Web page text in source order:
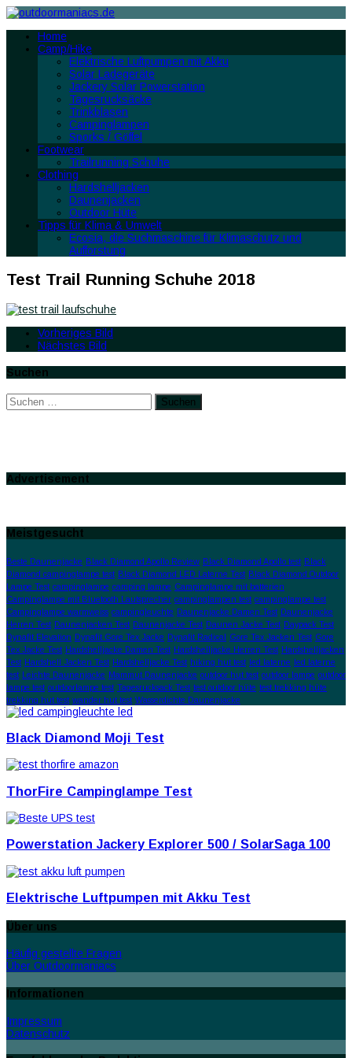
Home
Camp/Hike
Elektrische Luftpumpen mit Akku
Solar Ladegeräte
Jackery Solar Powerstation
Tagesrucksäcke
Trinkblasen
Campinglampen
Sporks / Göffel
Footwear
Trailrunning Schuhe
Clothing
Hardshelljacken
Daunenjacken
Outdoor Hüte
Tipps für Klima & Umwelt
Ecosia, die Suchmaschine für Klimaschutz und
Aufforstung
Test Trail Running Schuhe 2018
Vorheriges Bild
Nächstes Bild
Suchen
Suchen
nach:
Advertisement
Meistgesucht
Beste Daunenjacke Black Diamond Apollo Review Black Diamond Apollo test Black
Diamond campinglampe test Black Diamond LED Laterne Test Black Diamond Outdoor
Lampe Test campinglampe camping lampe Campinglampe mit batterien
Campinglampe mit Bluetooth Lautsprecher campinglampen test campinglampe test
Campinglampe warmweiss campingleuchte Daunenjacke Damen Test Daunenjacke
Herren Test Daunenjacken Test Daunenjacke Test Daunen Jacke Test Daypack Test
Dynafit Elevation Dynafit Gore Tex Jacke Dynafit Radical Gore Tex Jacken Test Gore
Tex Jacke Test Hardshelljacke Damen Test Hardshelljacke Herren Test Hardshelljacken
Test Hardshell Jacken Test Hardshelljacke Test hiking hut test led laterne led laterne
test Leichte Daunenjacke Mammut Daunenjacke outdoor hut test outdoor lampe outdoor
lampe test outdoorlampe test Tagesrucksack Test test outdoor hüte test trekking hüte
trekking hut test wander hut test Wasserdichte Daunenjacke
Black Diamond Moji Test
ThorFire Campinglampe Test
Powerstation Jackery Explorer 500 / SolarSaga 100
Elektrische Luftpumpen mit Akku Test
Über uns
Häufig gestellte Fragen
Über Outdoormaniacs
Informationen
Impressum
Datenschutz